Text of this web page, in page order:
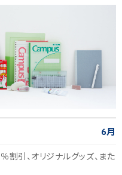
6月
割引、オリジナルグッズ、また